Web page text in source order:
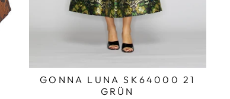
GONNA LUNA SK64000 21
GRÜN